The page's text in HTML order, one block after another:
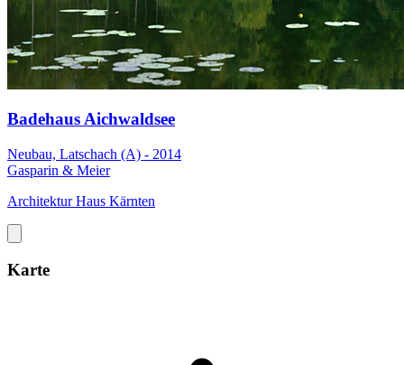
Badehaus Aichwaldsee
Neubau, Latschach (A) - 2014
Gasparin & Meier
Architektur Haus Kärnten
Karte